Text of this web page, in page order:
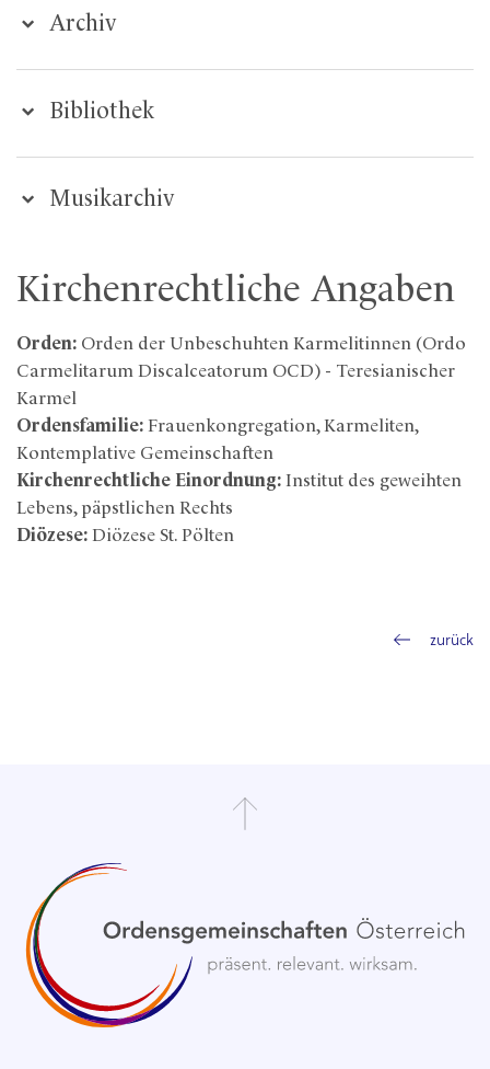
Archiv
Bibliothek
Musikarchiv
Kirchenrechtliche Angaben
Orden: Orden der Unbeschuhten Karmelitinnen (Ordo
Carmelitarum Discalceatorum OCD) - Teresianischer
Karmel
Ordensfamilie: Frauenkongregation, Karmeliten,
Kontemplative Gemeinschaften
Kirchenrechtliche Einordnung: Institut des geweihten
Lebens, päpstlichen Rechts
Diözese: Diözese St. Pölten
zurück